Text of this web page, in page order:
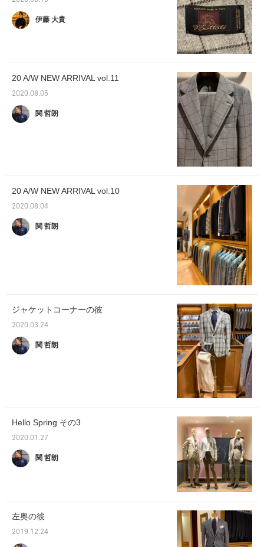
伊藤 大貴
20 A/W NEW ARRIVAL vol.11
2020.08.05
関 哲朗
20 A/W NEW ARRIVAL vol.10
2020.08.04
関 哲朗
ジャケットコーナーの彼
2020.03.24
関 哲朗
Hello Spring その3
2020.01.27
関 哲朗
左奥の彼
2019.12.24